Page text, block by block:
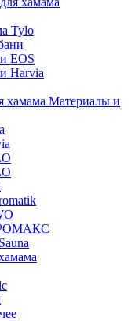
Tylo
EOS
Harvia
Материалы и